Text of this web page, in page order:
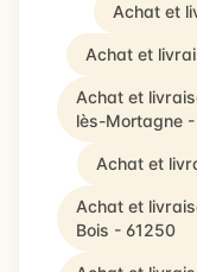
Achat et
Achat et
Achat et
lès-Mortagne
Achat et
Achat et
Bois - 61250